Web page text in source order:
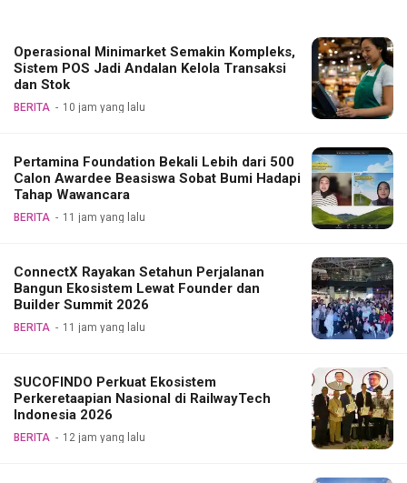
Operasional Minimarket Semakin Kompleks,
Sistem POS Jadi Andalan Kelola Transaksi
dan Stok
BERITA 10 jam yang lalu
Pertamina Foundation Bekali Lebih dari 500
Calon Awardee Beasiswa Sobat Bumi Hadapi
Tahap Wawancara
BERITA 11 jam yang lalu
ConnectX Rayakan Setahun Perjalanan
Bangun Ekosistem Lewat Founder dan
Builder Summit 2026
BERITA 11 jam yang lalu
SUCOFINDO Perkuat Ekosistem
Perkeretaapian Nasional di RailwayTech
Indonesia 2026
BERITA 12 jam yang lalu